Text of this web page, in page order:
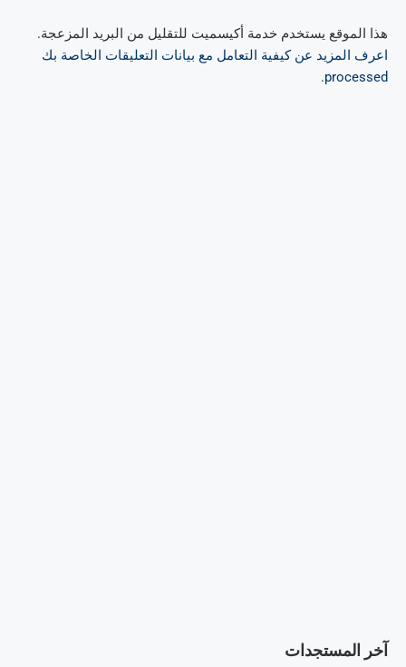
هذا الموقع يستخدم خدمة أكيسميت للتقليل من البريد المزعجة.
اعرف المزيد عن كيفية التعامل مع بيانات التعليقات الخاصة بك
processed
.
آخر المستجدات